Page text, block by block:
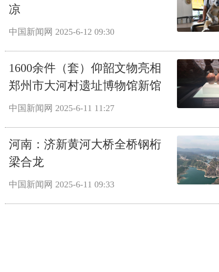
凉
中国新闻网 2025-6-12 09:30
1600余件（套）仰韶文物亮相
郑州市大河村遗址博物馆新馆
中国新闻网 2025-6-11 11:27
河南：济新黄河大桥全桥钢桁
梁合龙
中国新闻网 2025-6-11 09:33